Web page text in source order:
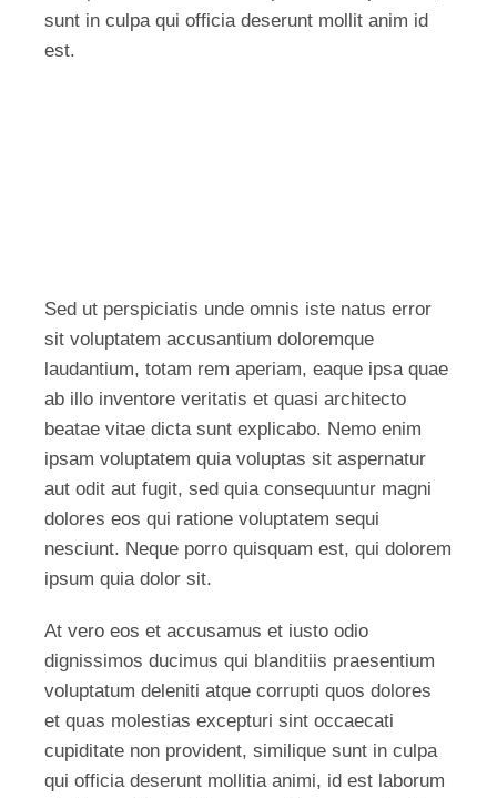
sunt in culpa qui officia deserunt mollit anim id
est.
Sed ut perspiciatis unde omnis iste natus error
sit voluptatem accusantium doloremque
laudantium, totam rem aperiam, eaque ipsa quae
ab illo inventore veritatis et quasi architecto
beatae vitae dicta sunt explicabo. Nemo enim
ipsam voluptatem quia voluptas sit aspernatur
aut odit aut fugit, sed quia consequuntur magni
dolores eos qui ratione voluptatem sequi
nesciunt. Neque porro quisquam est, qui dolorem
ipsum quia dolor sit.
At vero eos et accusamus et iusto odio
dignissimos ducimus qui blanditiis praesentium
voluptatum deleniti atque corrupti quos dolores
et quas molestias excepturi sint occaecati
cupiditate non provident, similique sunt in culpa
qui officia deserunt mollitia animi, id est laborum